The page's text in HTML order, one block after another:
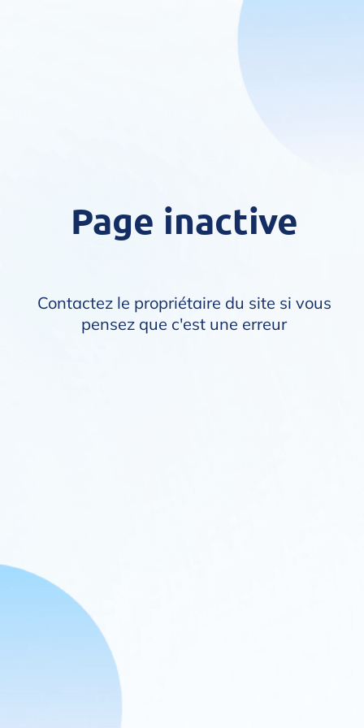
Page inactive
Contactez le propriétaire du site si vous
pensez que c'est une erreur